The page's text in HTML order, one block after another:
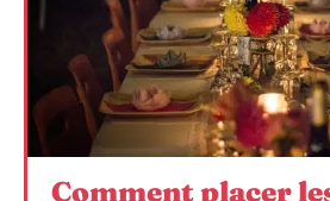
Comment placer